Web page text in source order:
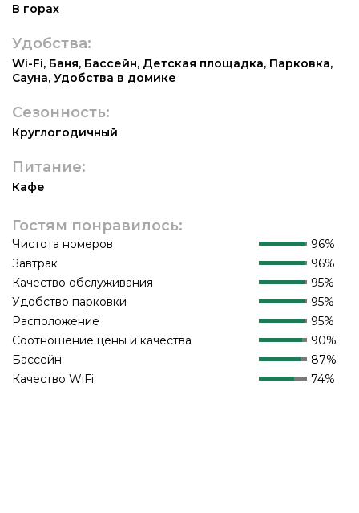
В горах
Удобства:
Wi-Fi, Баня, Бассейн, Детская площадка, Парковка,
Сауна, Удобства в домике
Сезонность:
Круглогодичный
Питание:
Кафе
Гостям понравилось:
Чистота номеров
96%
Завтрак
96%
Качество обслуживания
95%
Удобство парковки
95%
Расположение
95%
Соотношение цены и качества
90%
Бассейн
87%
Качество WiFi
74%